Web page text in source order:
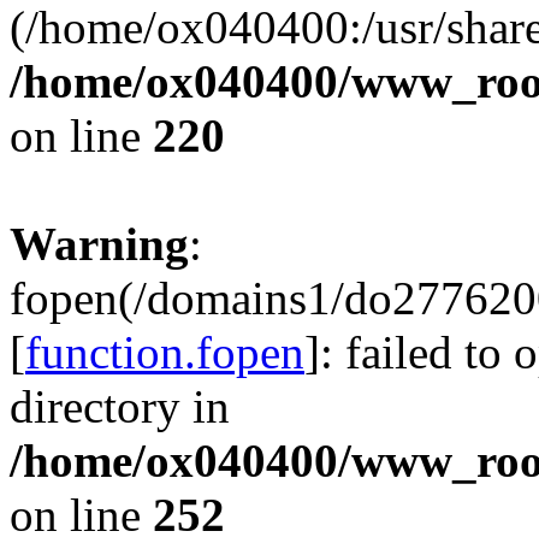
(/home/ox040400:/usr/
/home/ox040400/
on line 220
Warning:
fopen(/domains1/
[function.fopen]: failed to
directory in
/home/ox040400/
on line 252